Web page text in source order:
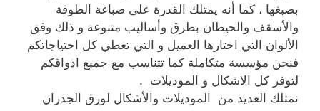
بصبغها ، كما أنه يمتلك القدرة على صباغة الطوفة
والأسقف والحيطان بطرق وأساليب متنوعة و ذلك وفق
الألوان التي اختارها العميل و التي تغطي كل احتياجاتكم
فنحن مؤسسة متكاملة كما تتناسب مع جميع اذواقكم
لتوفر كل الاشكال و الموديلات .
نمتلك العديد من الموديلات والأشكال لورق الجدران